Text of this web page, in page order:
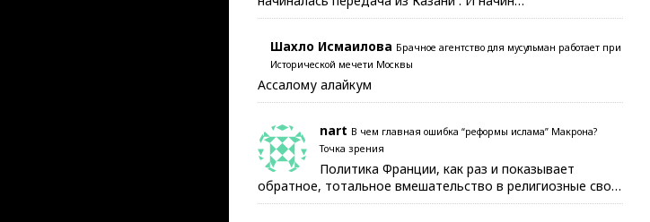
Шахло Исмаилова Брачное агентство для мусульман работает при
Исторической мечети Москвы
Ассалому алайкум
nart В чем главная ошибка “реформы ислама” Макрона?
Точка зрения
Политика Франции, как раз и показывает
обратное, тотальное вмешательство в религиозные сво…